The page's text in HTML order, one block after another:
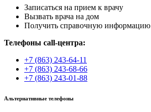
Записаться на прием к врачу
Вызвать врача на дом
Получить справочную информацию
Телефоны call-центра:
+7 (863) 243-64-11
+7 (863) 243-68-66
+7 (863) 243-01-88
Альтернативные телефоны